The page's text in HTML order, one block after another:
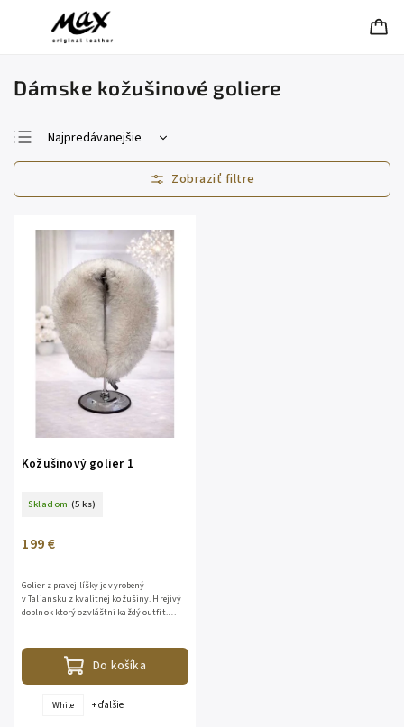
Dámske kožušinové goliere
Najpredávanejšie
Najlacnejšie
Najdrahšie
Kožušinový golier 1
Skladom (5 ks)
199 €
Do košíka
Golier z pravej líšky je vyrobený
v Taliansku z kvalitnej kožušiny. Hrejivý
doplnok ktorý ozvláštni každý outfit.
White + ďalšie